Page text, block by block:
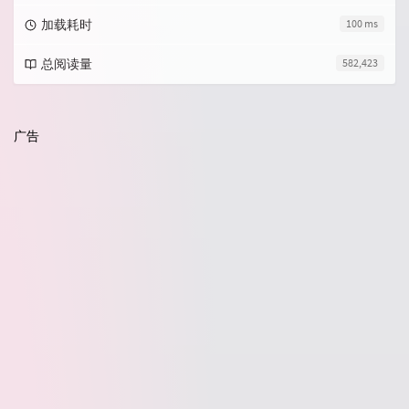
100 ms
加载耗时
582,423
总阅读量
广告